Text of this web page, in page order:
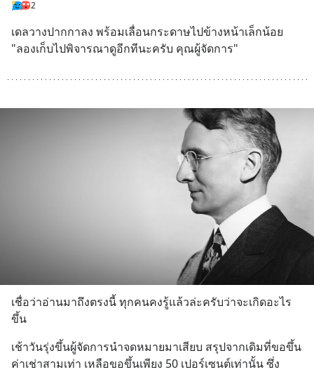
2
เดลวางปากกาลง พร้อมเลื่อนกระดาษไปข้างหน้าเล็กน้อย
"ลองเก็บไปพิจารณาดูอีกทีนะครับ คุณผู้จัดการ"
เชื่อว่าอ่านมาถึงตรงนี้ ทุกคนคงรู้แล้วล่ะครับว่าจะเกิดอะไร
ขึ้น
เช้าวันรุ่งขึ้นผู้จัดการนำจดหมายมาเสียบ สรุปจากเดิมที่ขอขึ้น
ค่าเช่าสามเท่า เหลือขอขึ้นเพียง 50 เปอร์เซนต์เท่านั้น ซึ่ง